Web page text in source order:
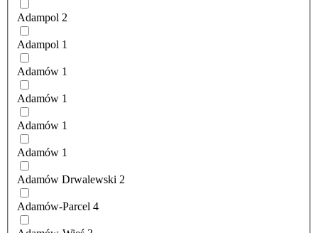
Adampol 2
Adampol 1
Adamów 1
Adamów 1
Adamów 1
Adamów 1
Adamów Drwalewski 2
Adamów-Parcel 4